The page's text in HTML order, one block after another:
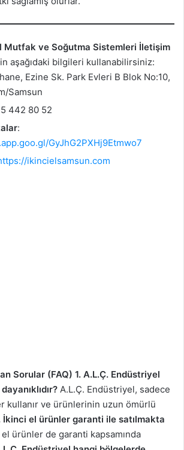
Mutfak ve Soğutma Sistemleri İletişim
aşağıdaki bilgileri kullanabilirsiniz:
Ezine Sk. Park Evleri B Blok No:10,
Samsun
442 80 52
:
GyJhG2PXHj9Etmwo7
ikincielsamsun.com
Sorular (FAQ) 1. A.L.Ç. Endüstriyel
A.L.Ç. Endüstriyel, sadece
kullanır ve ürünlerinin uzun ömürlü
İkinci el ürünler garanti ile satılmakta
ürünler de garanti kapsamında